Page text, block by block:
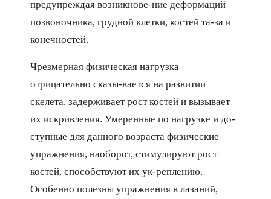
предупреждая возникнове-ние деформаций
позвоночника, грудной клетки, костей та-за и
конечностей.
Чрезмерная физическая нагрузка
отрицательно сказы-вается на развитии
скелета, задерживает рост костей и вызывает
их искривления. Умеренные по нагрузке и до-
ступные для данного возраста физические
упражнения, наоборот, стимулируют рост
костей, способствуют их ук-реплению.
Особенно полезны упражнения в лазаний,